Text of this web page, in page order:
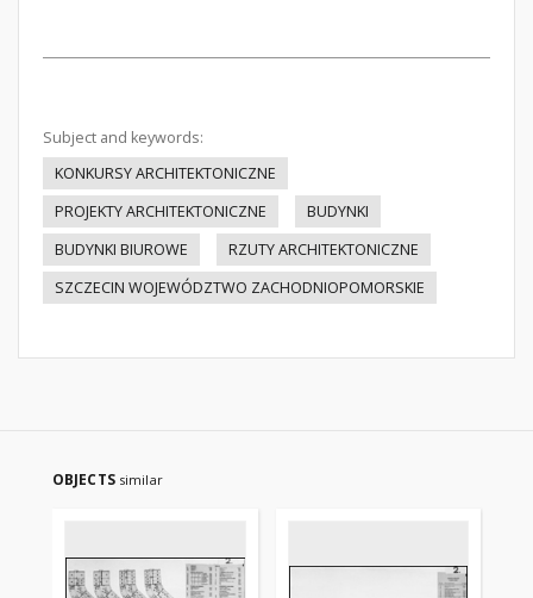
Subject and keywords:
KONKURSY ARCHITEKTONICZNE
PROJEKTY ARCHITEKTONICZNE
BUDYNKI
BUDYNKI BIUROWE
RZUTY ARCHITEKTONICZNE
SZCZECIN WOJEWÓDZTWO ZACHODNIOPOMORSKIE
OBJECTS similar